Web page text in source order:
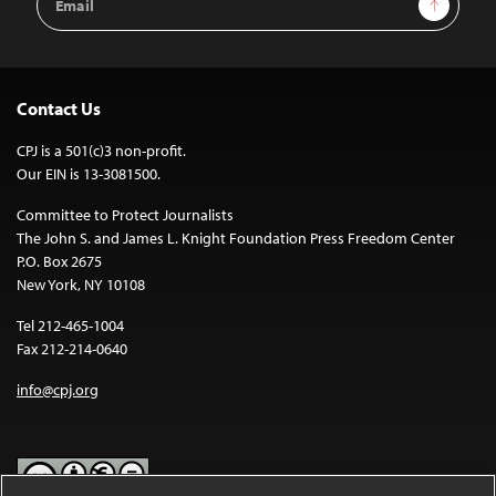
Address
Contact Us
CPJ is a 501(c)3 non-profit.
Our EIN is 13-3081500.
Committee to Protect Journalists
The John S. and James L. Knight Foundation Press Freedom Center
P.O. Box 2675
New York, NY 10108
Tel 212-465-1004
Fax 212-214-0640
info@cpj.org